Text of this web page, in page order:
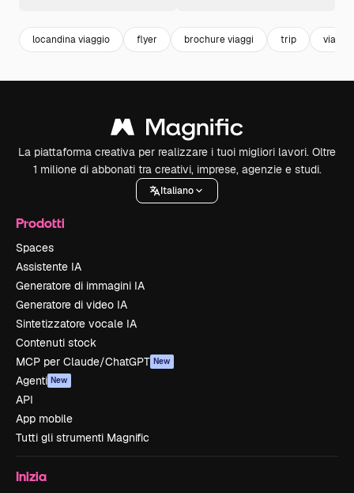
locandina viaggio flyer brochure viaggi trip viaggio
La piattaforma creativa per realizzare i tuoi migliori lavori. Oltre
1 milione di abbonati tra creativi, imprese, agenzie e studi.
Italiano
Prodotti
Spaces
Assistente IA
Generatore di immagini IA
Generatore di video IA
Sintetizzatore vocale IA
Contenuti stock
MCP per Claude/ChatGPT New
Agenti New
API
App mobile
Tutti gli strumenti Magnific
Inizia